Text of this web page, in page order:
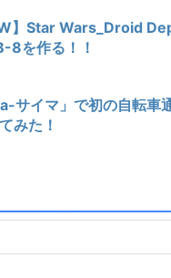
】Star Wars_Droid
8を作る！！
サイマ」で初の自転車
みた！